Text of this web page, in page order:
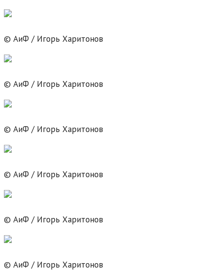
© АиФ / Игорь Харитонов
© АиФ / Игорь Харитонов
© АиФ / Игорь Харитонов
© АиФ / Игорь Харитонов
© АиФ / Игорь Харитонов
© АиФ / Игорь Харитонов